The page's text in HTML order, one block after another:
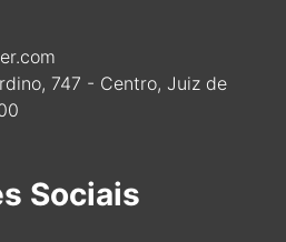
747 - Centro, Juiz de
Sociais